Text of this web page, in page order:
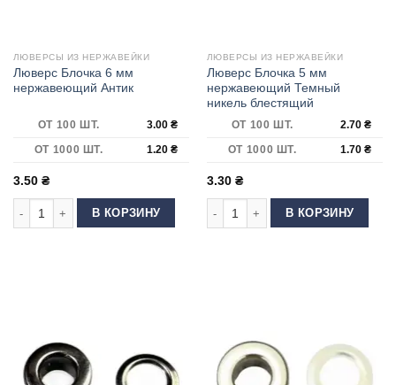
ЛЮВЕРСЫ ИЗ НЕРЖАВЕЙКИ
Люверс Блочка 6 мм
нержавеющий Антик
ОТ 100 ШТ. 3.00 ₴
ОТ 1000 ШТ.
1.20 ₴
3.50 ₴
Количество товара Люверс Блочка 6 мм нержавеющий Антик
В КОРЗИНУ
ЛЮВЕРСЫ ИЗ НЕРЖАВЕЙКИ
Люверс Блочка 5 мм
нержавеющий Темный
никель блестящий
ОТ 100 ШТ. 2.70 ₴
ОТ 1000 ШТ.
1.70 ₴
3.30 ₴
Количество товара Люверс
В КОРЗИНУ